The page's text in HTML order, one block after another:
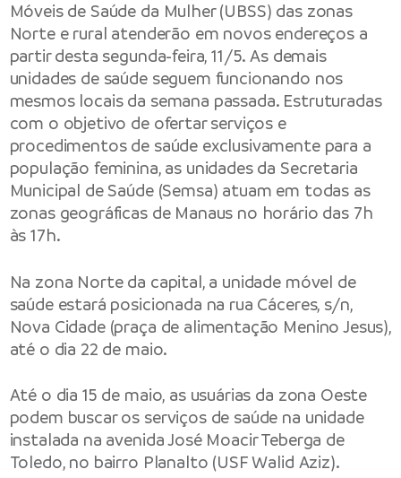
Móveis de Saúde da Mulher (UBSS) das zonas
Norte e rural atenderão em novos endereços a
partir desta segunda-feira, 11/5. As demais
unidades de saúde seguem funcionando nos
mesmos locais da semana passada. Estruturadas
com o objetivo de ofertar serviços e
procedimentos de saúde exclusivamente para a
população feminina, as unidades da Secretaria
Municipal de Saúde(Semsa) atuam em todas as
zonas geográficas de Manaus no horário das 7h
às 17h.
Na zona Norte da capital, a unidade móvel de
saúde estará posicionada na rua Cáceres, s/n,
Nova Cidade (praça de alimentação Menino Jesus),
até o dia 22 de maio.
Até o dia 15 de maio, as usuárias da zona Oeste
podem buscar os serviços de saúde na unidade
instalada na avenida José Moacir Teberga de
Toledo, no bairro Planalto (USF Walid Aziz).